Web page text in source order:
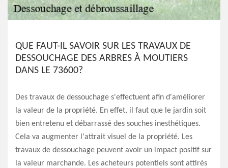
QUE FAUT-IL SAVOIR SUR LES TRAVAUX DE
DESSOUCHAGE DES ARBRES À MOUTIERS
DANS LE 73600?
Des travaux de dessouchage s'effectuent afin d'améliorer
la valeur de la propriété. En effet, il faut que le jardin soit
bien entretenu et débarrassé des souches inesthétiques.
Cela va augmenter l'attrait visuel de la propriété. Les
travaux de dessouchage peuvent avoir un impact positif sur
la valeur marchande. Les acheteurs potentiels sont attirés